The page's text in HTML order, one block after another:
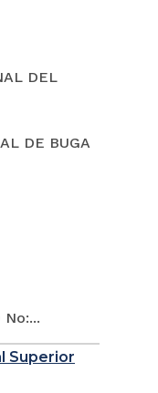
DEL
DE BUGA
No:...
Superior